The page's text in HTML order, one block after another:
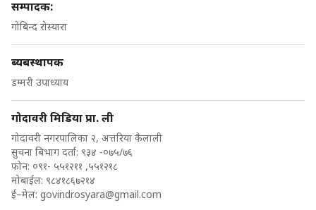
सम्पादक:
गोबिन्द रोस्यारा
ब्यबस्थापक
डम्मरी उपाध्याय
गोदावरी मिडिया प्रा. ली
गोदावरी नगरपालिका २, अत्तरिया कैलाली
सुचना बिभाग दर्ता: ९३४ -०७५/७६
फोन: ०९१- ५५१२११ ,५५१२१८
मोबाईल: ९८४१८६७२१४
ई–मेल: govindrosyara@gmail.com